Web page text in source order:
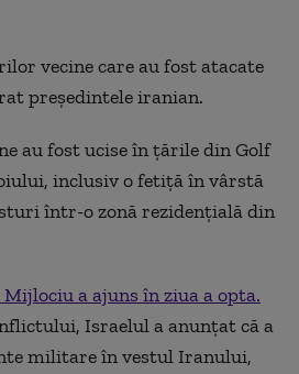
vecine care au fost atacate
preşedintele iranian.
au fost ucise în ţările din Golf
inclusiv o fetiţă în vârstă
într-o zonă rezidenţială din
a ajuns în ziua a opta.
Israelul a anunțat că a
militare în vestul Iranului,